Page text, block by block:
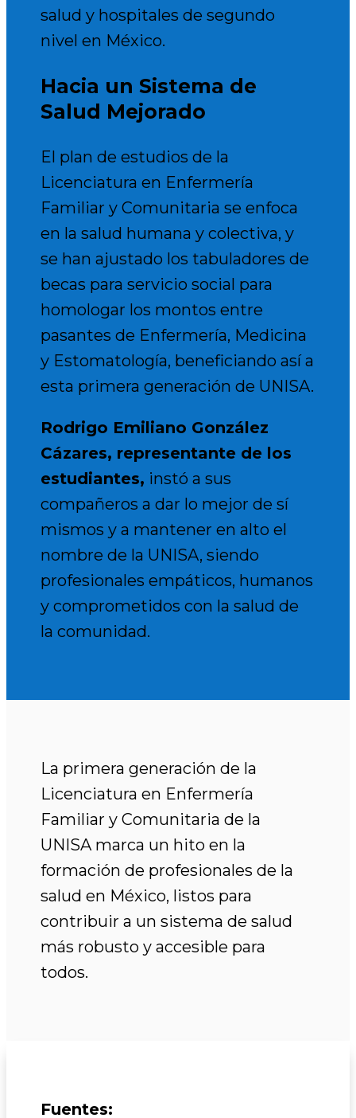
salud y hospitales de segundo
nivel en México.
Hacia un Sistema de
Salud Mejorado
El plan de estudios de la
Licenciatura en Enfermería
Familiar y Comunitaria se enfoca
en la salud humana y colectiva, y
se han ajustado los tabuladores de
becas para servicio social para
homologar los montos entre
pasantes de Enfermería, Medicina
y Estomatología, beneficiando así a
esta primera generación de UNISA.
Rodrigo Emiliano González
Cázares, representante de los
estudiantes, instó a sus
compañeros a dar lo mejor de sí
mismos y a mantener en alto el
nombre de la UNISA, siendo
profesionales empáticos, humanos
y comprometidos con la salud de
la comunidad.
La primera generación de la
Licenciatura en Enfermería
Familiar y Comunitaria de la
UNISA marca un hito en la
formación de profesionales de la
salud en México, listos para
contribuir a un sistema de salud
más robusto y accesible para
todos.
Fuentes: